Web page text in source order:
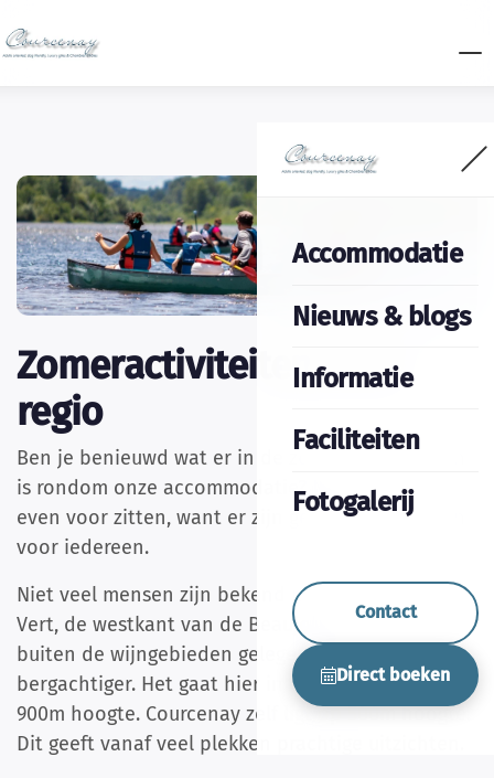
Accommodatie
Nieuws & blogs
Informatie
Faciliteiten
Fotogalerij
Contact
Direct boeken
Zomeractiviteiten in de
regio
Ben je benieuwd wat er in de zomer zoal te doen
is rondom onze accommodatie? Nou ga er maar
even voor zitten, want er zijn genoeg activiteiten
voor iedereen.
Niet veel mensen zijn bekend met de Beaujolais
Vert, de westkant van de Beaujolais. Dat is net
buiten de wijngebieden gelegen en wat
bergachtiger. Het gaat hier in de buurt tot zo'n
900m hoogte. Courcenay zelf ligt op 500m hoogte.
Dit geeft vanaf veel plekken prachtige uitzichten.